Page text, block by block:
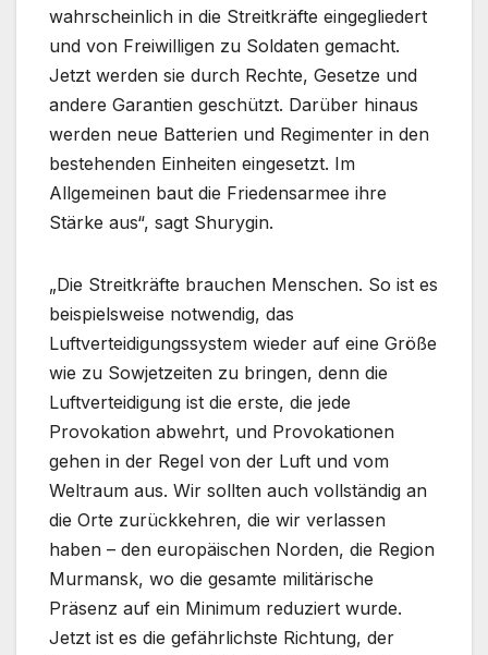
wahrscheinlich in die Streitkräfte eingegliedert
und von Freiwilligen zu Soldaten gemacht.
Jetzt werden sie durch Rechte, Gesetze und
andere Garantien geschützt. Darüber hinaus
werden neue Batterien und Regimenter in den
bestehenden Einheiten eingesetzt. Im
Allgemeinen baut die Friedensarmee ihre
Stärke aus“, sagt Shurygin.
„Die Streitkräfte brauchen Menschen. So ist es
beispielsweise notwendig, das
Luftverteidigungssystem wieder auf eine Größe
wie zu Sowjetzeiten zu bringen, denn die
Luftverteidigung ist die erste, die jede
Provokation abwehrt, und Provokationen
gehen in der Regel von der Luft und vom
Weltraum aus. Wir sollten auch vollständig an
die Orte zurückkehren, die wir verlassen
haben – den europäischen Norden, die Region
Murmansk, wo die gesamte militärische
Präsenz auf ein Minimum reduziert wurde.
Jetzt ist es die gefährlichste Richtung, der